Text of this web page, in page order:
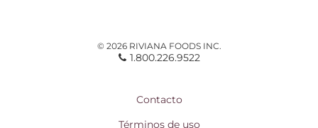
© 2026 RIVIANA FOODS INC.
1.800.226.9522
Contacto
Términos de uso